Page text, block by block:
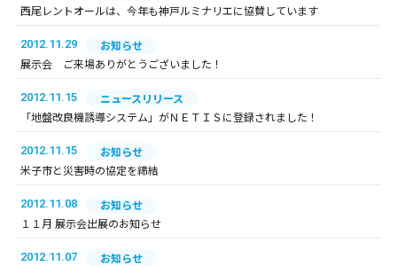
西尾レントオールは、今年も神戸ルミナリエに協賛しています
2012.11.29
お知らせ
展示会 ご来場ありがとうございました！
2012.11.15
ニュースリリース
「地盤改良機誘導システム」がＮＥＴＩＳに登録されました！
2012.11.15
お知らせ
米子市と災害時の協定を締結
2012.11.08
お知らせ
１１月 展示会出展のお知らせ
2012.11.07
お知らせ